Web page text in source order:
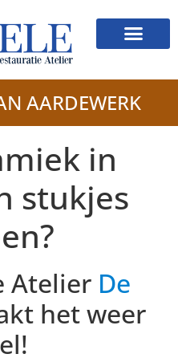
AARDEWERK
in
stukjes
Atelier De
het weer